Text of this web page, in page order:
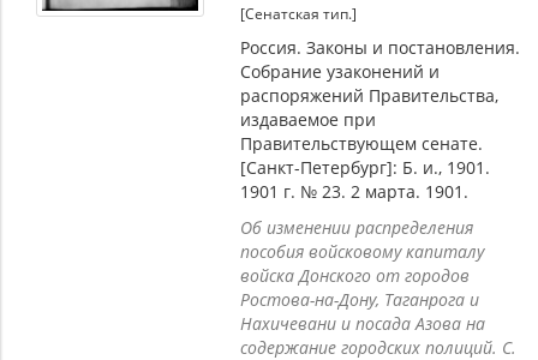
[Сенатская тип.]
Россия. Законы и постановления.
Собрание узаконений и
распоряжений Правительства,
издаваемое при
Правительствующем сенате.
[Санкт-Петербург]: Б. и., 1901.
1901 г. № 23. 2 марта. 1901.
Об изменении распределения
пособия войсковому капиталу
войска Донского от городов
Ростова-на-Дону, Таганрога и
Нахичевани и посада Азова на
содержание городских полиций. С.